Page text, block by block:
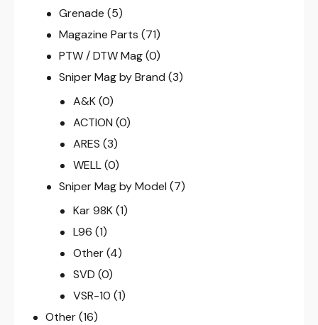
Grenade (5)
Magazine Parts (71)
PTW / DTW Mag (0)
Sniper Mag by Brand (3)
A&K (0)
ACTION (0)
ARES (3)
WELL (0)
Sniper Mag by Model (7)
Kar 98K (1)
L96 (1)
Other (4)
SVD (0)
VSR-10 (1)
Other(16)